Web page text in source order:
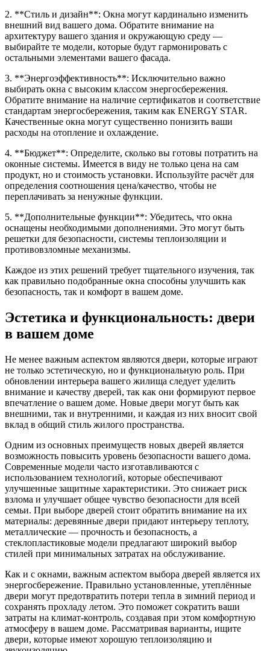
2. **Стиль и дизайн**: Окна могут кардинально изменить
внешний вид вашего дома. Обратите внимание на
архитектуру вашего здания и окружающую среду —
выбирайте те модели, которые будут гармонировать с
остальными элементами вашего фасада.
3. **Энергоэффективность**: Исключительно важно
выбирать окна с высоким классом энергосбережения.
Обратите внимание на наличие сертификатов и соответствие
стандартам энергосбережения, таким как ENERGY STAR.
Качественные окна могут существенно понизить ваши
расходы на отопление и охлаждение.
4. **Бюджет**: Определите, сколько вы готовы потратить на
оконные системы. Имеется в виду не только цена на сам
продукт, но и стоимость установки. Используйте расчёт для
определения соотношения цена/качество, чтобы не
переплачивать за ненужные функции.
5. **Дополнительные функции**: Убедитесь, что окна
оснащены необходимыми дополнениями. Это могут быть
решетки для безопасности, системы теплоизоляции и
противовзломные механизмы.
Каждое из этих решений требует тщательного изучения, так
как правильно подобранные окна способны улучшить как
безопасность, так и комфорт в вашем доме.
Эстетика и функциональность: двери
в вашем доме
Не менее важным аспектом являются двери, которые играют
не только эстетическую, но и функциональную роль. При
обновлении интерьера вашего жилища следует уделить
внимание и качеству дверей, так как они формируют первое
впечатление о вашем доме. Новые двери могут быть как
внешними, так и внутренними, и каждая из них вносит свой
вклад в общий стиль жилого пространства.
Одним из основных преимуществ новых дверей является
возможность повысить уровень безопасности вашего дома.
Современные модели часто изготавливаются с
использованием технологий, которые обеспечивают
улучшенные защитные характеристики. Это снижает риск
взлома и улучшает общее чувство безопасности для всей
семьи. При выборе дверей стоит обратить внимание на их
материалы: деревянные двери придают интерьеру теплоту,
металлические — прочность и безопасность, а
стеклопластиковые модели предлагают широкий выбор
стилей при минимальных затратах на обслуживание.
Как и с окнами, важным аспектом выбора дверей является их
энергосбережение. Правильно установленные, утеплённые
двери могут предотвратить потери тепла в зимний период и
сохранять прохладу летом. Это поможет сократить ваши
затраты на климат-контроль, создавая при этом комфортную
атмосферу в вашем доме. Рассматривая варианты, ищите
двери, которые имеют хорошую теплоизоляцию и